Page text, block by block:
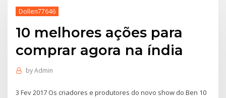
Dollen77646
10 melhores ações para
comprar agora na índia
byAdmin
3 Fev 2017 Os criadores e produtores do novo show do Ben 10